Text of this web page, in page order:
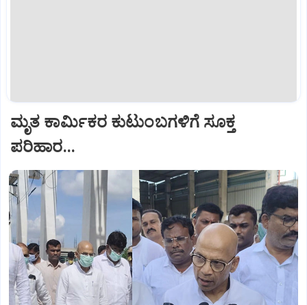
ಮೃತ ಕಾರ್ಮಿಕರ ಕುಟುಂಬಗಳಿಗೆ ಸೂಕ್ತ
ಪರಿಹಾರ...